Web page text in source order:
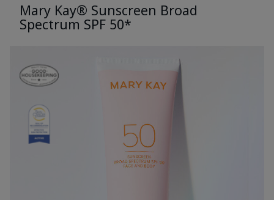
Mary Kay® Sunscreen Broad
Spectrum SPF 50*